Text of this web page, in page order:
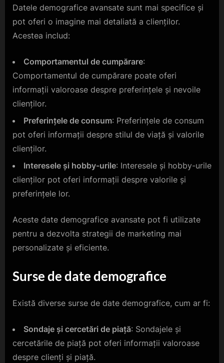
Datele demografice avansate sunt mai specifice și
pot oferi o imagine mai detaliată a clienților.
Acestea includ:
Comportamentul de cumpărare:
Comportamentul de cumpărare poate oferi
informații valoroase despre preferințele și nevoile
clienților.
Preferințele de consum: Preferințele de consum
pot oferi informații despre stilul de viață și valorile
clienților.
Interesele și hobby-urile: Interesele și hobby-urile
clienților pot oferi informații despre valorile și
preferințele lor.
Aceste date demografice avansate pot fi utilizate
pentru a dezvolta strategii de marketing mai
personalizate și eficiente.
Surse de date demografice
Există diverse surse de date demografice, cum ar fi:
Sondaje și cercetări de piață: Sondajele și
cercetările de piață pot oferi informații valoroase
despre clienți și piață.